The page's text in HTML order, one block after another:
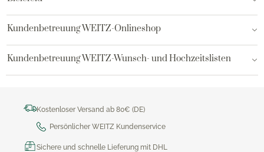
Kundenbetreuung WEITZ-Onlineshop
Kundenbetreuung WEITZ-Wunsch- und Hochzeitslisten
Kostenloser Versand ab 80€ (DE)
Persönlicher WEITZ Kundenservice
Sichere und schnelle Lieferung mit DHL